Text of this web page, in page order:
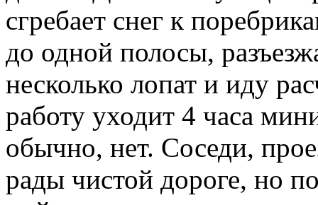
сгребает снег к
до одной полосы,
несколько лопат и иду
работу уходит 4 часа
обычно, нет. Соседи,
рады чистой дороге, но